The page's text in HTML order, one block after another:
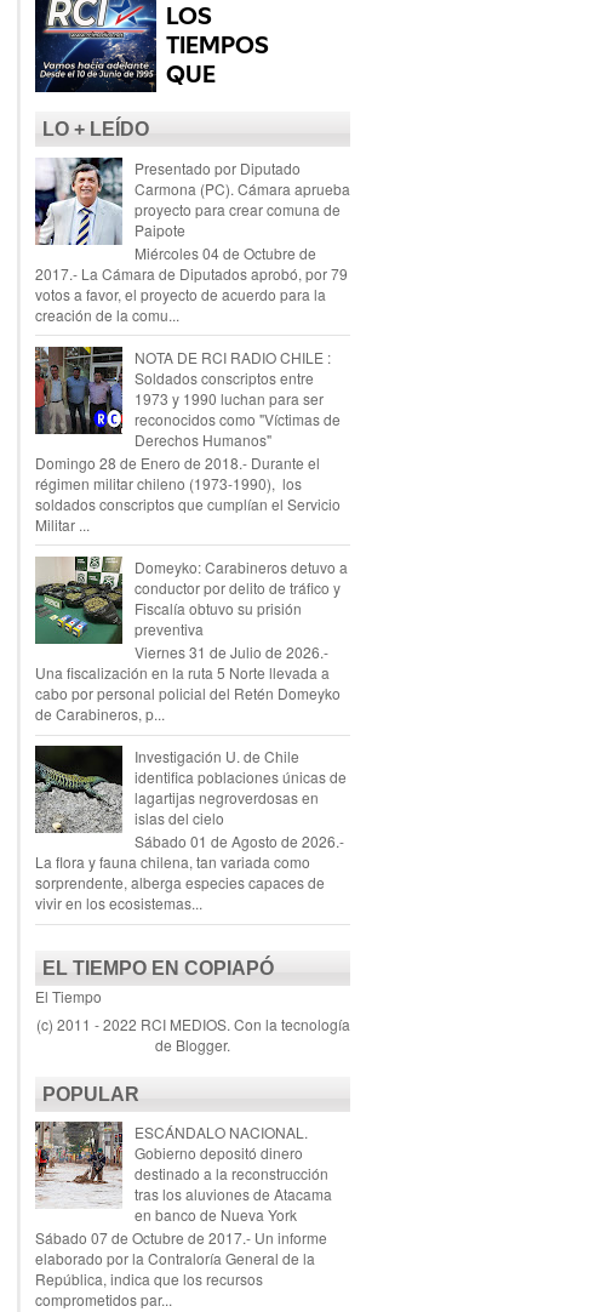
LO + LEÍDO
Presentado por Diputado
Carmona (PC). Cámara aprueba
proyecto para crear comuna de
Paipote
Miércoles 04 de Octubre de
2017.- La Cámara de Diputados aprobó, por 79
votos a favor, el proyecto de acuerdo para la
creación de la comu...
NOTA DE RCI RADIO CHILE :
Soldados conscriptos entre
1973 y 1990 luchan para ser
reconocidos como "Víctimas de
Derechos Humanos"
Domingo 28 de Enero de 2018.- Durante el
régimen militar chileno (1973-1990), los
soldados conscriptos que cumplían el Servicio
Militar ...
Domeyko: Carabineros detuvo a
conductor por delito de tráfico y
Fiscalía obtuvo su prisión
preventiva
Viernes 31 de Julio de 2026.-
Una fiscalización en la ruta 5 Norte llevada a
cabo por personal policial del Retén Domeyko
de Carabineros, p...
Investigación U. de Chile
identifica poblaciones únicas de
lagartijas negroverdosas en
islas del cielo
Sábado 01 de Agosto de 2026.-
La flora y fauna chilena, tan variada como
sorprendente, alberga especies capaces de
vivir en los ecosistemas...
EL TIEMPO EN COPIAPÓ
El Tiempo
(c) 2011 - 2022 RCI MEDIOS. Con la tecnología
de Blogger.
POPULAR
ESCÁNDALO NACIONAL.
Gobierno depositó dinero
destinado a la reconstrucción
tras los aluviones de Atacama
en banco de Nueva York
Sábado 07 de Octubre de 2017.- Un informe
elaborado por la Contraloría General de la
República, indica que los recursos
comprometidos par...